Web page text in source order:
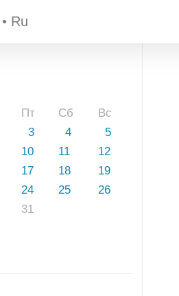
• Ru
Пт Сб
Вс
3 4
5
10 11
12
17 18
19
24 25
26
31